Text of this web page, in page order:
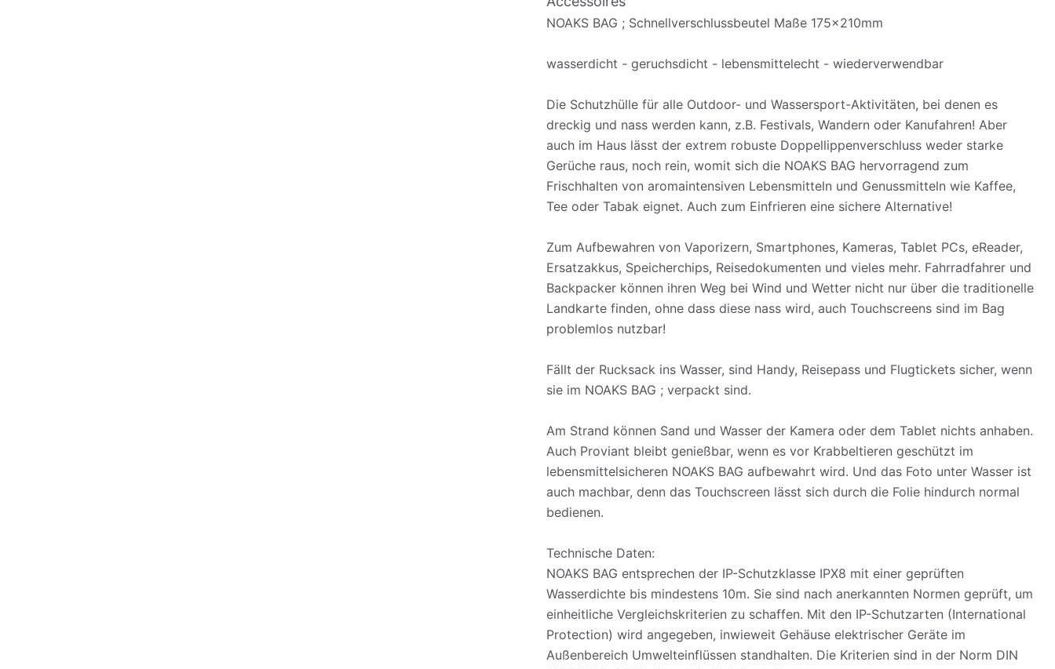
NOAKS BAG ; Schnellverschlussbeutel Maße 175x210mm
wasserdicht - geruchsdicht - lebensmittelecht - wiederverwendbar
Die Schutzhülle für alle Outdoor- und Wassersport-Aktivitäten, bei denen es
dreckig und nass werden kann, z.B. Festivals, Wandern oder Kanufahren! Aber
auch im Haus lässt der extrem robuste Doppellippenverschluss weder starke
Gerüche raus, noch rein, womit sich die NOAKS BAG hervorragend zum
Frischhalten von aromaintensiven Lebensmitteln und Genussmitteln wie Kaffee,
Tee oder Tabak eignet. Auch zum Einfrieren eine sichere Alternative!
Zum Aufbewahren von Vaporizern, Smartphones, Kameras, Tablet PCs, eReader,
Ersatzakkus, Speicherchips, Reisedokumenten und vieles mehr. Fahrradfahrer und
Backpacker können ihren Weg bei Wind und Wetter nicht nur über die traditionelle
Landkarte finden, ohne dass diese nass wird, auch Touchscreens sind im Bag
problemlos nutzbar!
Fällt der Rucksack ins Wasser, sind Handy, Reisepass und Flugtickets sicher, wenn
sie im NOAKS BAG ; verpackt sind.
Am Strand können Sand und Wasser der Kamera oder dem Tablet nichts anhaben.
Auch Proviant bleibt genießbar, wenn es vor Krabbeltieren geschützt im
lebensmittelsicheren NOAKS BAG aufbewahrt wird. Und das Foto unter Wasser ist
auch machbar, denn das Touchscreen lässt sich durch die Folie hindurch normal
bedienen.
Technische Daten:
NOAKS BAG entsprechen der IP-Schutzklasse IPX8 mit einer geprüften
Wasserdichte bis mindestens 10m. Sie sind nach anerkannten Normen geprüft, um
einheitliche Vergleichskriterien zu schaffen. Mit den IP-Schutzarten (International
Protection) wird angegeben, inwieweit Gehäuse elektrischer Geräte im
Außenbereich Umwelteinflüssen standhalten. Die Kriterien sind in der Norm DIN